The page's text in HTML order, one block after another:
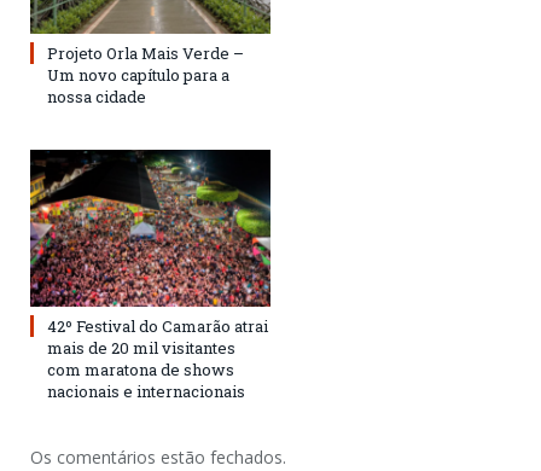
Projeto Orla Mais Verde –
Um novo capítulo para a
nossa cidade
42º Festival do Camarão atrai
mais de 20 mil visitantes
com maratona de shows
nacionais e internacionais
Os comentários estão fechados.